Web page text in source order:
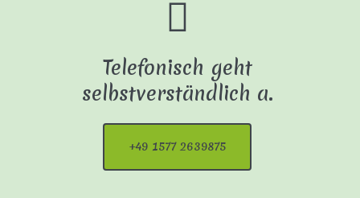
Telefonisch geht
selbstverständlich a.
+49 1577 2639875